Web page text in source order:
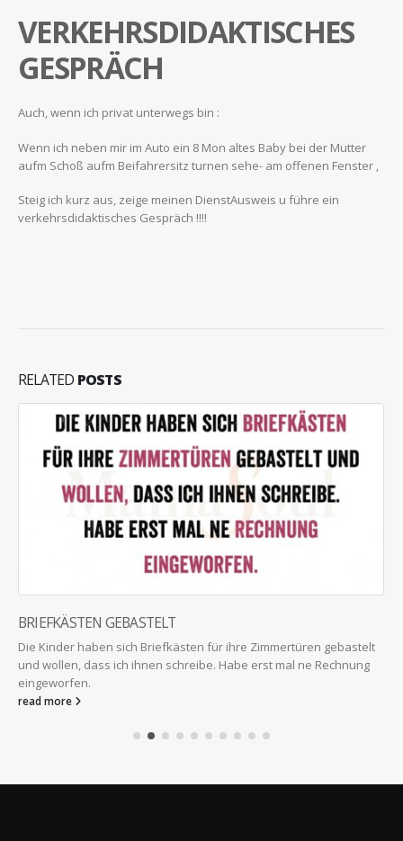
VERKEHRSDIDAKTISCHES
GESPRÄCH
Auch, wenn ich privat unterwegs bin :
Wenn ich neben mir im Auto ein 8 Mon altes Baby bei der Mutter
aufm Schoß aufm Beifahrersitz turnen sehe- am offenen Fenster ‚
Steig ich kurz aus, zeige meinen DienstAusweis u führe ein
verkehrsdidaktisches Gespräch !!!!
RELATED POSTS
BRIEFKÄSTEN GEBASTELT
Die Kinder haben sich Briefkästen für ihre Zimmertüren gebastelt
und wollen, dass ich ihnen schreibe. Habe erst mal ne Rechnung
eingeworfen.
read more